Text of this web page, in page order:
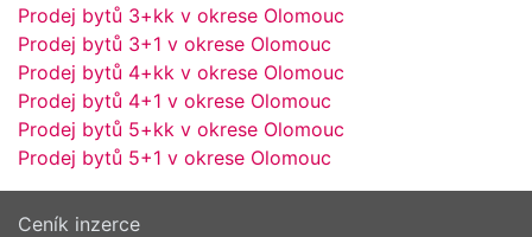
Prodej bytů 3+kk v okrese Olomouc
Prodej bytů 3+1 v okrese Olomouc
Prodej bytů 4+kk v okrese Olomouc
Prodej bytů 4+1 v okrese Olomouc
Prodej bytů 5+kk v okrese Olomouc
Prodej bytů 5+1 v okrese Olomouc
Ceník inzerce